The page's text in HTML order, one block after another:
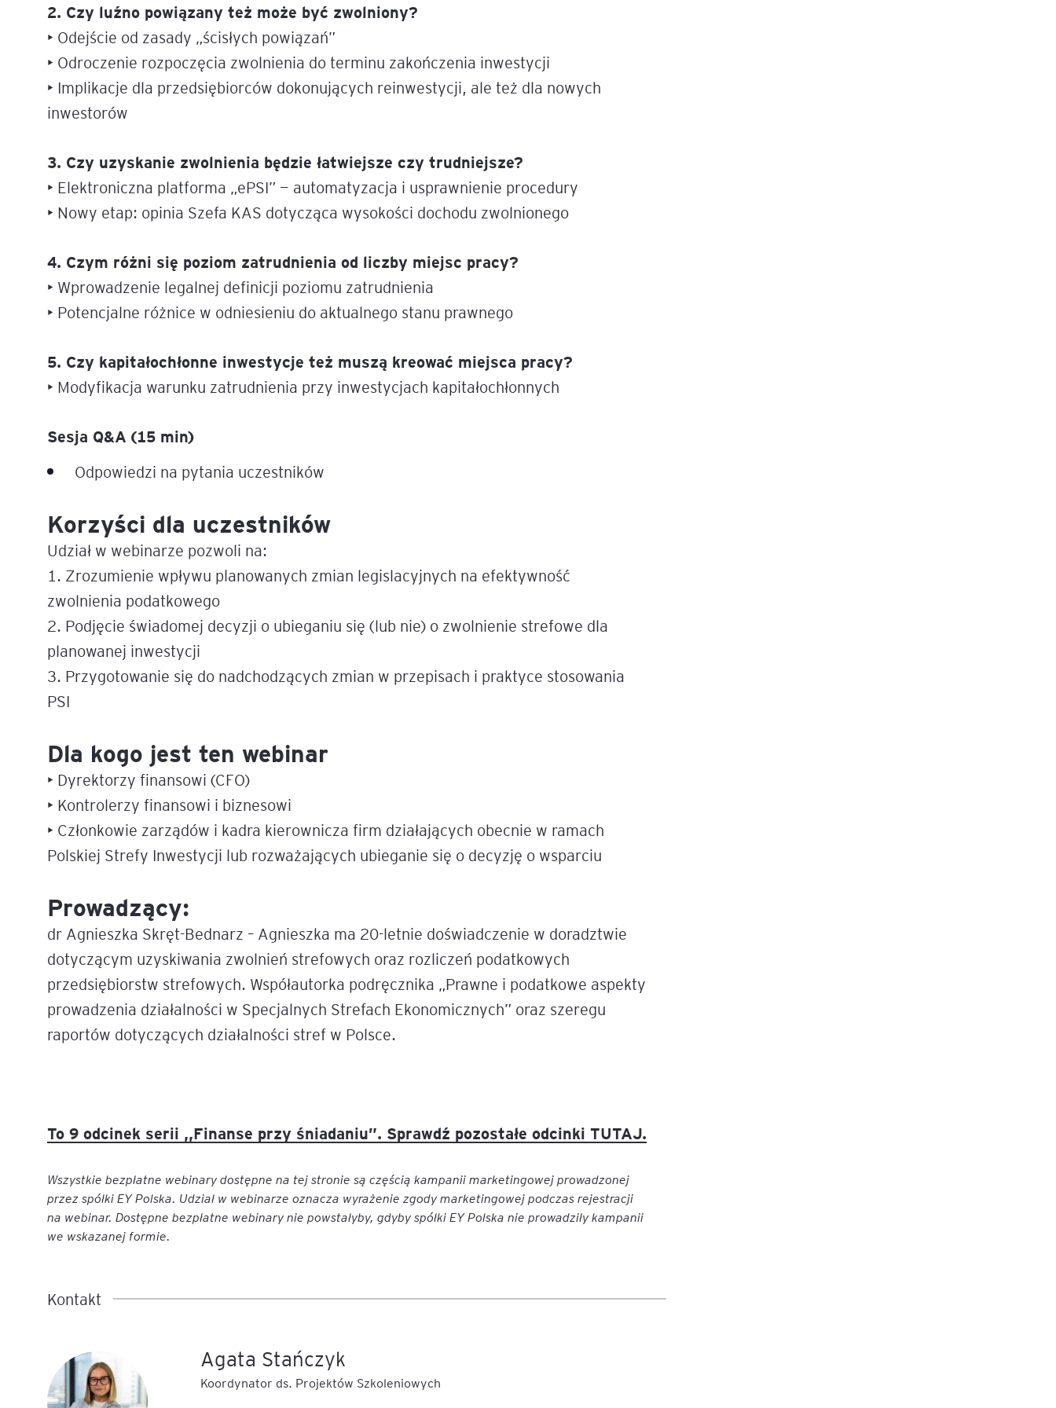
Legal AI – sztuczna inteligencja
dla prawników
2. Czy luźno powiązany też może być zwolniony?
• Odejście od zasady „ścisłych powiązań”
• Odroczenie rozpoczęcia zwolnienia do terminu zakończenia inwestycji
• Implikacje dla przedsiębiorców dokonujących reinwestycji, ale też dla nowych
inwestorów
3. Czy uzyskanie zwolnienia będzie łatwiejsze czy trudniejsze?
• Elektroniczna platforma „ePSI” — automatyzacja i usprawnienie procedury
• Nowy etap: opinia Szefa KAS dotycząca wysokości dochodu zwolnionego
4. Czym różni się poziom zatrudnienia od liczby miejsc pracy?
• Wprowadzenie legalnej definicji poziomu zatrudnienia
• Potencjalne różnice w odniesieniu do aktualnego stanu prawnego
5. Czy kapitałochłonne inwestycje też muszą kreować miejsca pracy?
• Modyfikacja warunku zatrudnienia przy inwestycjach kapitałochłonnych
Sesja Q&A (15 min)
Odpowiedzi na pytania uczestników
Korzyści dla uczestników
Udział w webinarze pozwoli na:
1. Zrozumienie wpływu planowanych zmian legislacyjnych na efektywność
zwolnienia podatkowego
2. Podjęcie świadomej decyzji o ubieganiu się (lub nie) o zwolnienie strefowe dla
planowanej inwestycji
3. Przygotowanie się do nadchodzących zmian w przepisach i praktyce stosowania
PSI
Dla kogo jest ten webinar
• Dyrektorzy finansowi (CFO)
• Kontrolerzy finansowi i biznesowi
• Członkowie zarządów i kadra kierownicza firm działających obecnie w ramach
Polskiej Strefy Inwestycji lub rozważających ubieganie się o decyzję o wsparciu
Prowadzący:
dr Agnieszka Skręt-Bednarz – Agnieszka ma 20-letnie doświadczenie w doradztwie
dotyczącym uzyskiwania zwolnień strefowych oraz rozliczeń podatkowych
przedsiębiorstw strefowych. Współautorka podręcznika „Prawne i podatkowe aspekty
prowadzenia działalności w Specjalnych Strefach Ekonomicznych” oraz szeregu
raportów dotyczących działalności stref w Polsce.
To 9 odcinek serii ,,Finanse przy śniadaniu”. Sprawdź pozostałe odcinki TUTAJ.
Wszystkie bezpłatne webinary dostępne na tej stronie są częścią kampanii marketingowej prowadzonej
przez spółki EY Polska. Udział w webinarze oznacza wyrażenie zgody marketingowej podczas rejestracji
na webinar. Dostępne bezpłatne webinary nie powstałyby, gdyby spółki EY Polska nie prowadziły kampanii
we wskazanej formie.
Kontakt
Agata Stańczyk
Koordynator ds. Projektów Szkoleniowych